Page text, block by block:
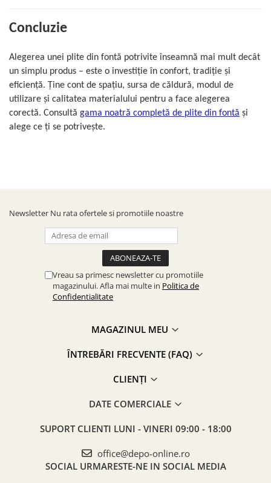
Concluzie
Alegerea unei plite din fontă potrivite înseamnă mai mult decât
un simplu produs – este o investiție în confort, tradiție și
eficiență. Ține cont de spațiu, sursa de căldură, modul de
utilizare și calitatea materialului pentru a face alegerea
corectă. Consultă gama noatră completă de plite din fontă și
alege ce ți se potrivește.
Newsletter Nu rata ofertele si promotiile noastre
Vreau sa primesc newsletter cu promotiile
magazinului. Afla mai multe in Politica de
Confidentialitate
MAGAZINUL MEU
ÎNTREBĂRI FRECVENTE (FAQ)
CLIENȚI
DATE COMERCIALE
SUPORT CLIENTI LUNI - VINERI 09:00 - 18:00
office@depo-online.ro
SOCIAL URMARESTE-NE IN SOCIAL MEDIA